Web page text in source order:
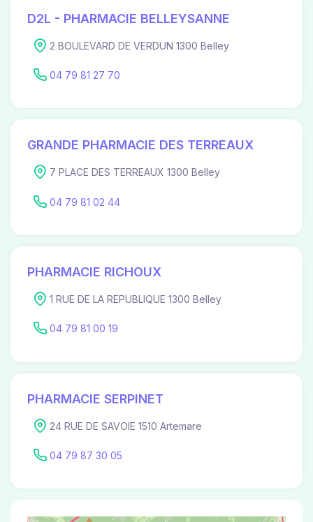
D2L - PHARMACIE BELLEYSANNE
2 BOULEVARD DE VERDUN 1300 Belley
04 79 81 27 70
GRANDE PHARMACIE DES TERREAUX
7 PLACE DES TERREAUX 1300 Belley
04 79 81 02 44
PHARMACIE RICHOUX
1 RUE DE LA REPUBLIQUE 1300 Belley
04 79 81 00 19
PHARMACIE SERPINET
24 RUE DE SAVOIE 1510 Artemare
04 79 87 30 05